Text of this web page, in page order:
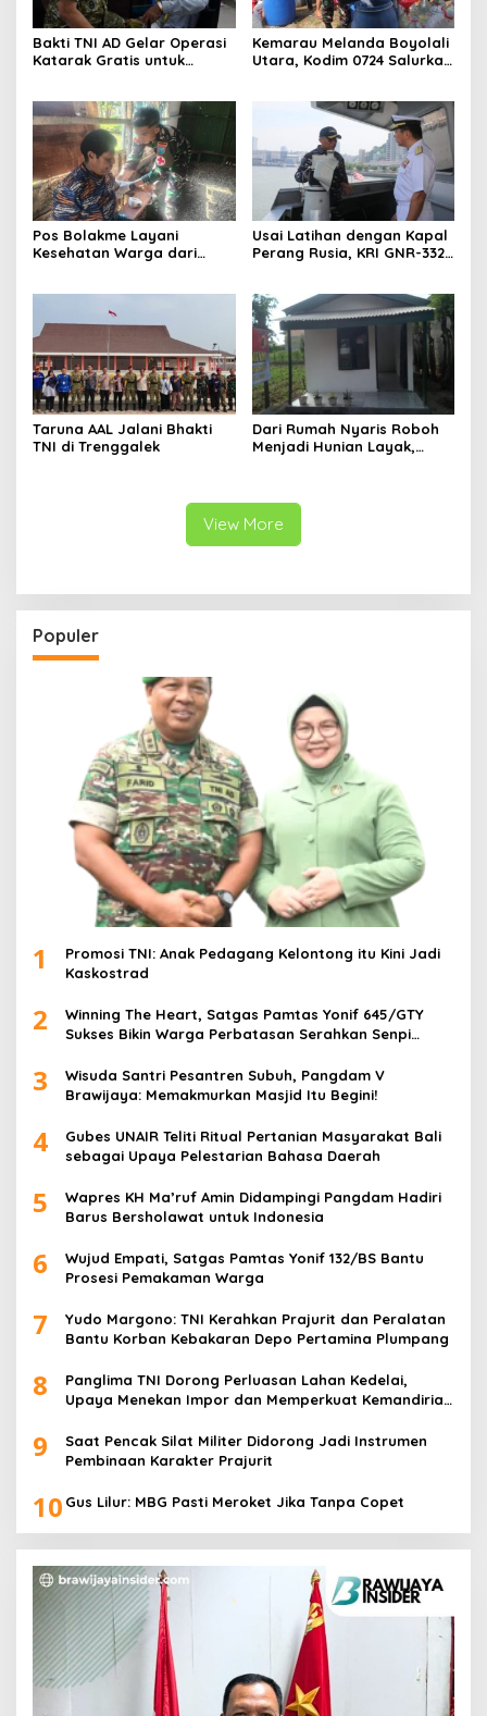
Bakti TNI AD Gelar Operasi
Katarak Gratis untuk
Kemarau Melanda Boyolali
Utara, Kodim 0724 Salurkan
Pos Bolakme Layani
Kesehatan Warga dari
Usai Latihan dengan Kapal
Perang Rusia, KRI GNR-332
Taruna AAL Jalani Bhakti
TNI di Trenggalek
Dari Rumah Nyaris Roboh
Menjadi Hunian Layak,
View More
Populer
1
Promosi TNI: Anak Pedagang Kelontong itu Kini Jadi
Kaskostrad
2
Winning The Heart, Satgas Pamtas Yonif 645/GTY
Sukses Bikin Warga Perbatasan Serahkan Senpi
3
Wisuda Santri Pesantren Subuh, Pangdam V
Brawijaya: Memakmurkan Masjid Itu Begini!
4
Gubes UNAIR Teliti Ritual Pertanian Masyarakat Bali
sebagai Upaya Pelestarian Bahasa Daerah
5
Wapres KH Ma’ruf Amin Didampingi Pangdam Hadiri
Barus Bersholawat untuk Indonesia
6
Wujud Empati, Satgas Pamtas Yonif 132/BS Bantu
Prosesi Pemakaman Warga
7
Yudo Margono: TNI Kerahkan Prajurit dan Peralatan
Bantu Korban Kebakaran Depo Pertamina Plumpang
8
Panglima TNI Dorong Perluasan Lahan Kedelai,
Upaya Menekan Impor dan Memperkuat Kemandirian
9
Saat Pencak Silat Militer Didorong Jadi Instrumen
Pembinaan Karakter Prajurit
10 Gus Lilur: MBG Pasti Meroket Jika Tanpa Copet